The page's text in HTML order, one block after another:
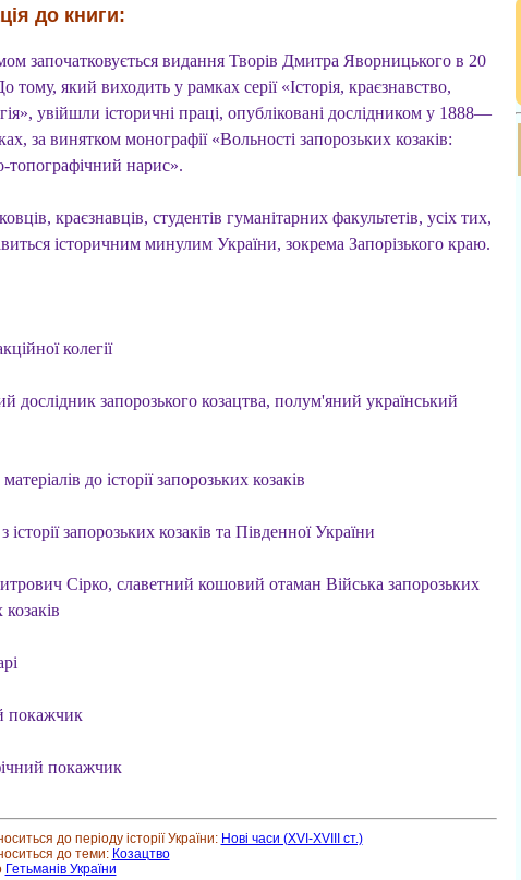
до книги:
започатковується видання Творів Дмитра Яворницького в 20
тому, який виходить у рамках серії «Історія, краєзнавство,
увійшли історичні праці, опубліковані дослідником у 1888—
за винятком монографії «Вольності запорозьких козаків:
топографічний нарис».
краєзнавців, студентів гуманітарних факультетів, усіх тих,
історичним минулим України, зокрема Запорізького краю.
колегії
дослідник запорозького козацтва, полум'яний український
до історії запорозьких козаків
історії запорозьких козаків та Південної України
Сірко, славетний кошовий отаман Війська запорозьких
покажчик
покажчик
до періоду історії України: Нові часи (XVI-XVIII ст.)
до теми: Козацтво
Гетьманів України